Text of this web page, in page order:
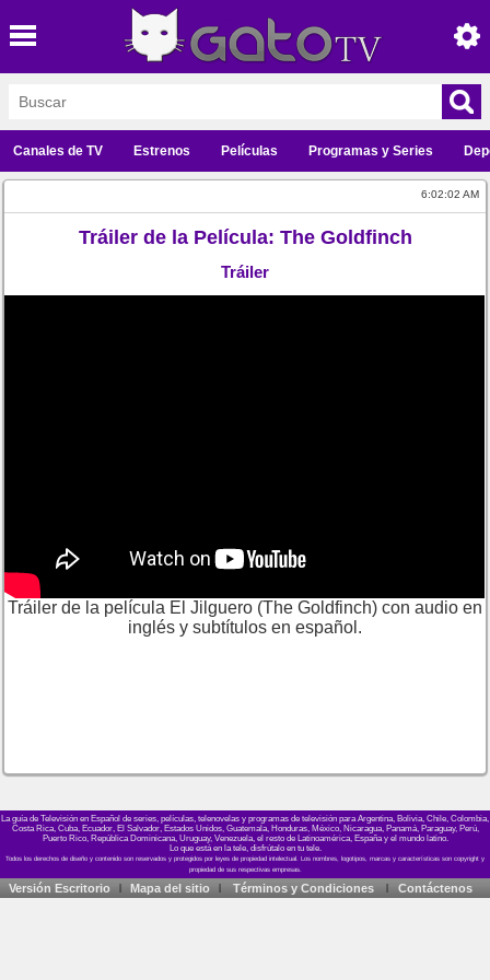
Canales de TV Estrenos Películas Programas y Series
6:02:02 AM
Tráiler de la Película: The Goldfinch
Tráiler
Tráiler de la película El Jilguero (The Goldfinch) con audio en
inglés y subtítulos en español.
La guía de Televisión en Español de series, películas, telenovelas y programas de televisión para Argentina, Bolivia, Chile, Colombia,
Costa Rica, Cuba, Ecuador, El Salvador, Estados Unidos, Guatemala, Honduras, México, Nicaragua, Panamá, Paraguay, Perú,
Puerto Rico, República Dominicana, Uruguay, Venezuela, el resto de Latinoamérica, España y el mundo latino.
Lo que está en la tele, disfrútalo en tu tele.
Versión Escritorio Mapa del sitio Términos y Condiciones Contáctenos